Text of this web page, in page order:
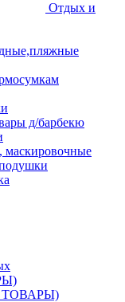
Отдых и
д/барбекю
маскировочные
ТОВАРЫ)